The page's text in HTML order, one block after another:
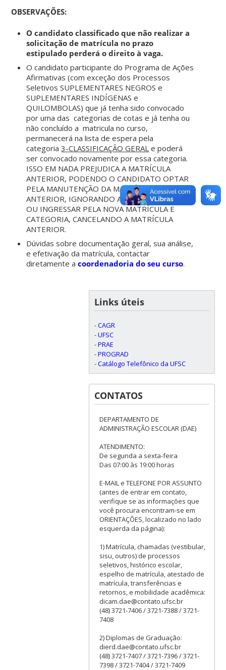
OBSERVAÇÕES:
O candidato classificado que não realizar a
solicitação de matrícula no prazo
estipulado perderá o direito à vaga.
O candidato participante do Programa de Ações
Afirmativas (com exceção dos Processos
Seletivos SUPLEMENTARES NEGROS e
SUPLEMENTARES INDÍGENAS e
QUILOMBOLAS) que já tenha sido convocado
por uma das categorias de cotas e já tenha ou
não concluído a matricula no curso,
permanecerá na lista de espera pela
categoria3-CLASSIFICAÇÃO GERAL e poderá
ser convocado novamente por essa categoria.
ISSO EM NADA PREJUDICA A MATRÍCULA
ANTERIOR, PODENDO O CANDIDATO OPTAR
PELA MANUTENÇÃO DA MATRÍCULA
ANTERIOR, IGNORANDO A CHAMADA ATUAL,
OU INGRESSAR PELA NOVA MATRÍCULA E
CATEGORIA, CANCELANDO A MATRÍCULA
ANTERIOR.
Dúvidas sobre documentação geral, sua análise,
e efetivação da matrícula, contactar
diretamente acoordenadoria do seu curso.
Links úteis
-CAGR
-UFSC
-PRAE
-PROGRAD
-Catálogo Telefônico da UFSC
CONTATOS
DEPARTAMENTO DE
ADMINISTRAÇÃO ESCOLAR (DAE)
ATENDIMENTO:
De segunda a sexta-feira
Das 07:00 às 19:00 horas
E-MAIL e TELEFONE POR ASSUNTO
(antes de entrar em contato,
verifique se as informações que
você procura encontram-se em
ORIENTAÇÕES, localizado no lado
esquerda da página):
1) Matrícula, chamadas (vestibular,
sisu, outros) de processos
seletivos, histórico escolar,
espelho de matrícula, atestado de
matrícula, transferências e
retornos, e mobilidade acadêmica:
dicam.dae@contato.ufsc.br
(48) 3721-7406 / 3721-7388 / 3721-
7408
2) Diplomas de Graduação:
dierd.dae@contato.ufsc.br
(48) 3721-7407 / 3721-7396 / 3721-
7398 / 3721-7404 / 3721-7409